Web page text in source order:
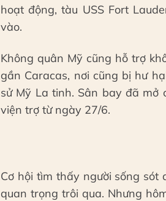
hoạt động, tàu USS Fort
vào.
Không quân Mỹ cũng hỗ trợ
gần Caracas, nơi cũng bị hư
sử Mỹ La tinh. Sân bay đã mở
viện trợ từ ngày 27/6.
Cơ hội tìm thấy người sống
quan trọng trôi qua. Nhưng